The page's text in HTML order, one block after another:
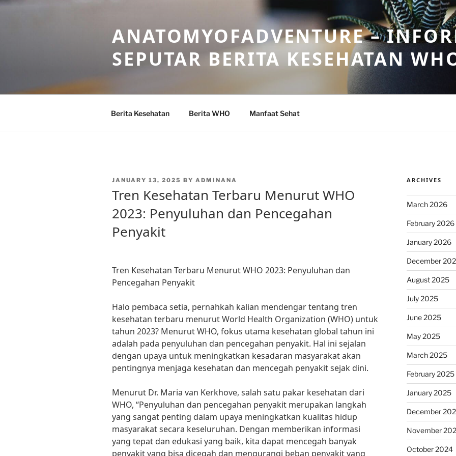
Skip
ANATOMYOFADVENTURE –
SEPUTAR BERITA KESEHATAN
Berita Kesehatan Berita WHO Manfaat Sehat
POSTED
JANUARY 13, 2025 BY ADMINANA
Tren Kesehatan Terbaru Menurut WHO
2023: Penyuluhan dan Pencegahan
Penyakit
Tren Kesehatan Terbaru Menurut WHO 2023: Penyuluhan dan
Pencegahan Penyakit
Halo pembaca setia, pernahkah kalian mendengar tentang tren
kesehatan terbaru menurut World Health Organization (WHO) untuk
tahun 2023? Menurut WHO, fokus utama kesehatan global tahun ini
adalah pada penyuluhan dan pencegahan penyakit. Hal ini sejalan
dengan upaya untuk meningkatkan kesadaran masyarakat akan
pentingnya menjaga kesehatan dan mencegah penyakit sejak dini.
Menurut Dr. Maria van Kerkhove, salah satu pakar kesehatan dari
WHO, “Penyuluhan dan pencegahan penyakit merupakan langkah
yang sangat penting dalam upaya meningkatkan kualitas hidup
masyarakat secara keseluruhan. Dengan memberikan informasi
yang tepat dan edukasi yang baik, kita dapat mencegah banyak
penyakit yang bisa dicegah dan mengurangi beban penyakit yang
ARCHIVES
March 2026
February 2026
January 2026
December
August 2025
July 2025
June 2025
May 2025
March 2025
February 2025
January 2025
December
November
October 2024